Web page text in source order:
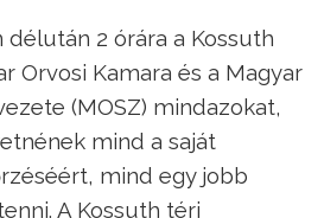
délután 2 órára a Kossuth
Orvosi Kamara és a Magyar
(MOSZ) mindazokat,
mind a saját
mind egy jobb
A Kossuth téri